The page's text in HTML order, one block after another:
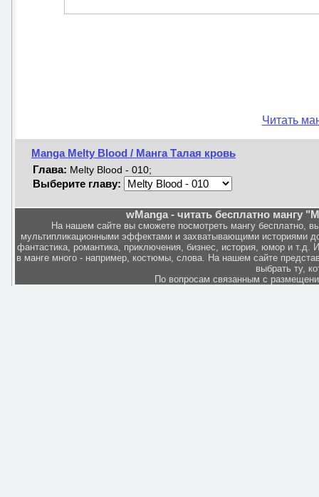
Читать
Manga Melty Blood / Манга Талая кровь
Глава: Melty Blood - 010;
Выберите главу:
wManga - читать бесплатно мангу
На нашем сайте вы сможете посмотреть мангу бесплатно,
мультипликационными эффектами и захватывающими историями
фантастика, романтика, приключения, бизнес, история, юмор и
в манге много - например, костюмы, слова. На нашем сайте
выбрать ту,
По вопросам связанным с